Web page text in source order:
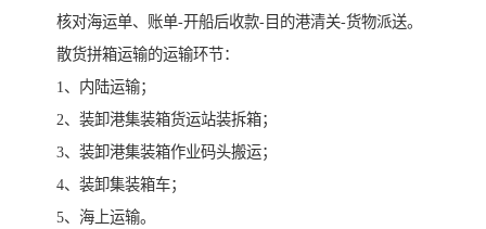
核对海运单、账单-开船后收款-目的港清关-货物派送。
散货拼箱运输的运输环节：
1、内陆运输；
2、装卸港集装箱货运站装拆箱；
3、装卸港集装箱作业码头搬运；
4、装卸集装箱车；
5、海上运输。